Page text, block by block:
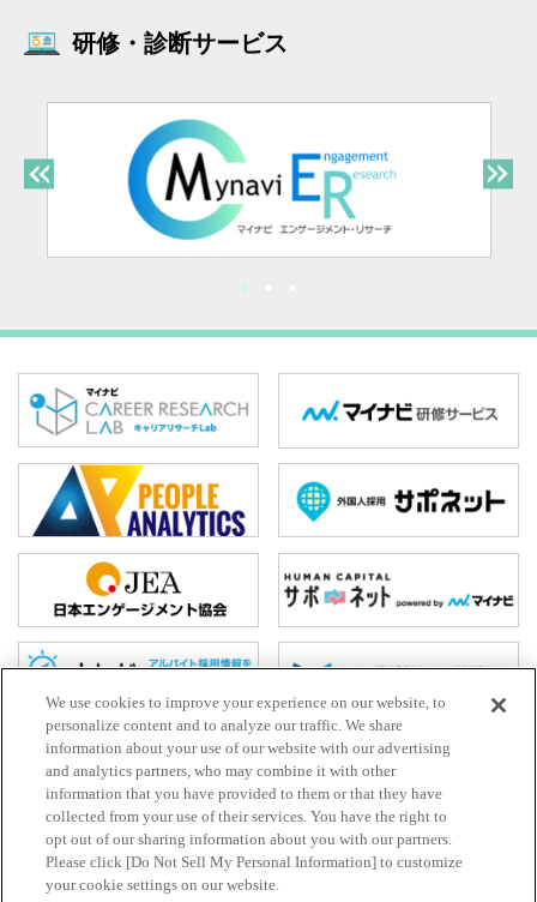
研修・診断サービス
ホーム
お問い合わせ
HR Trend Labとは
プライバシーポリシー
We use cookies to improve your experience on our website, to
personalize content and to analyze our traffic. We share
information about your use of our website with our advertising
and analytics partners, who may combine it with other
information that you have provided to them or that they have
collected from your use of their services. You have the right to
opt out of our sharing information about you with our partners.
Please click [Do Not Sell My Personal Information] to customize
your cookie settings on our website.